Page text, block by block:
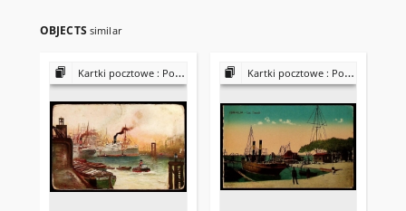
OBJECTS similar
Kartki pocztowe : Porty Kartki pocztowe : Porty